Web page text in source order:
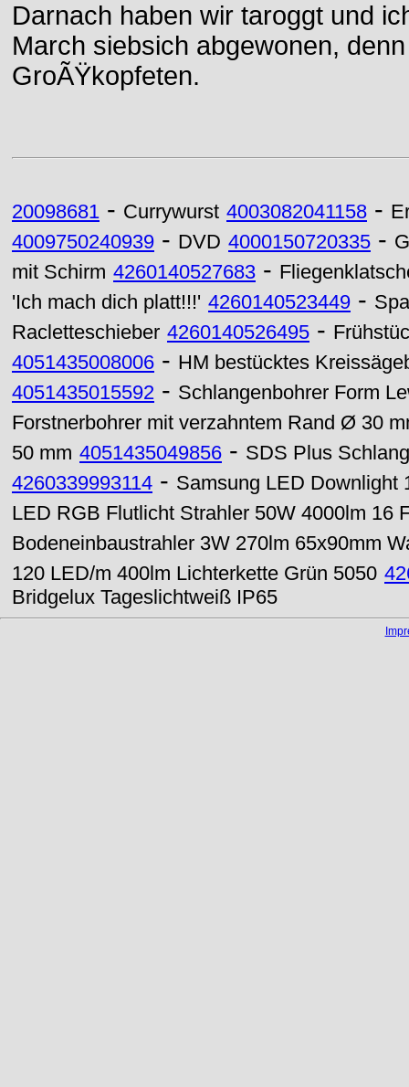
Darnach haben wir taroggt und
March siebsich abgewonen,
GroÃŸkopfeten.
20098681 - Currywurst 4003082041158 -
4009750240939 - DVD 4000150720335 -
mit Schirm 4260140527683 -
'Ich mach dich platt!!!' 4260140523449 -
Racletteschieber 4260140526495 -
4051435008006 - HM bestücktes
4051435015592 - Schlangenbohrer Form
Forstnerbohrer mit verzahntem Rand Ø 30
50 mm 4051435049856 - SDS Plus
4260339993114 - Samsung LED Downlight
LED RGB Flutlicht Strahler 50W 4000lm 16
Bodeneinbaustrahler 3W 270lm 65x90mm
120 LED/m 400lm Lichterkette Grün 5050
Bridgelux Tageslichtweiß IP65